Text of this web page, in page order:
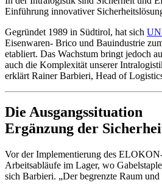
Einführung innovativer
Gegründet 1989 in Südtirol, hat sich
Eisenwaren- Brico und Bauindustrie
etabliert. Das Wachstum bringt jedoch
auch die Komplexität unserer
erklärt Rainer Barbieri, Head of
Die Ausgangssituation
Ergänzung der
Vor der Implementierung des
Arbeitsabläufe im Lager, wo
sich Barbieri. „Der begrenzte Raum